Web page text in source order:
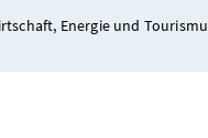
Energie und